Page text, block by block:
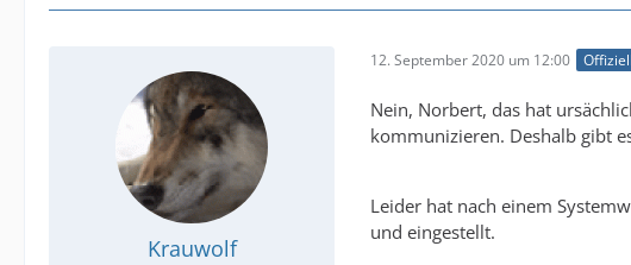
Krauwolf
12. September 2020 um 12:00
Nein, Norbert, das hat
kommunizieren. Deshalb gibt
Leider hat nach einem
und eingestellt.